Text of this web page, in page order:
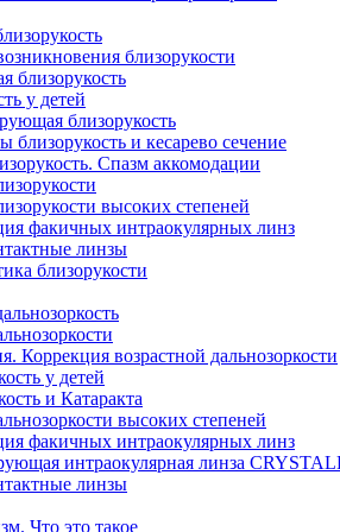
близорукости
близорукость
у детей
близорукость
близорукость и кесарево сечение
Спазм аккомодации
высоких степеней
факичных интраокулярных линз
линзы
близорукости
Коррекция возрастной дальнозоркости
у детей
и Катаракта
высоких степеней
факичных интраокулярных линз
интраокулярная линза
линзы
Что это такое